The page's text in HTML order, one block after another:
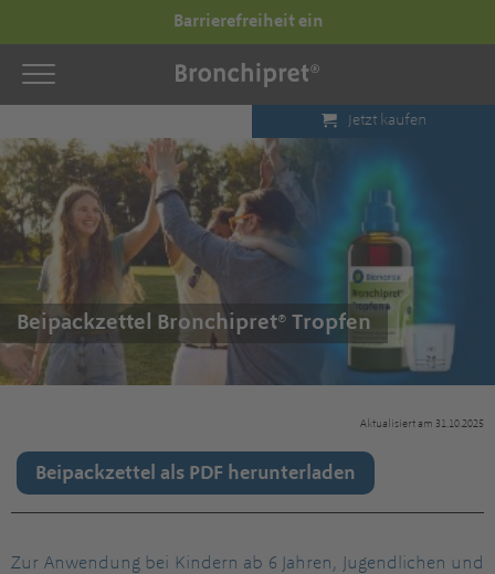
Barrierefreiheit ein
Beipackzettel Bronchipret® Tropfen
Aktualisiert am 31.10.2025
Beipackzettel als PDF herunterladen
Zur Anwendung bei Kindern ab 6 Jahren, Jugendlichen und
Jetzt kaufen